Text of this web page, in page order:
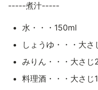
-----煮汁-----
水・・・150ml
しょうゆ・・・大さ
みりん・・・大さじ
料理酒・・・大さじ1